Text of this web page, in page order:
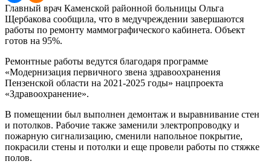
Главный врач Каменской районной больницы Ольга
Щербакова сообщила, что в медучреждении завершаются
работы по ремонту маммографического кабинета. Объект
готов на 95%.
Ремонтные работы ведутся благодаря программе
«Модернизация первичного звена здравоохранения
Пензенской области на 2021-2025 годы» нацпроекта
«Здравоохранение».
В помещении был выполнен демонтаж и выравнивание стен
и потолков. Рабочие также заменили электропроводку и
пожарную сигнализацию, сменили напольное покрытие,
покрасили стены и потолки и еще провели работы по стяжке
полов.